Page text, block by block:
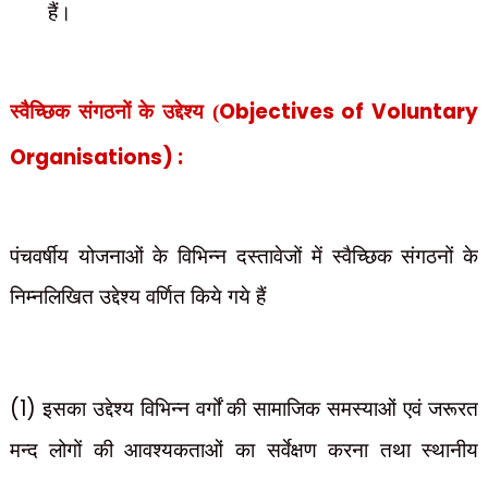
हैं।
स्वैच्छिक संगठनों के उद्देश्य (Objectives of Voluntary
Organisations) :
पंचवर्षीय योजनाओं के विभिन्न दस्तावेजों में स्वैच्छिक संगठनों के
निम्नलिखित उद्देश्य वर्णित किये गये हैं
(1)इसका उद्देश्य विभिन्न वर्गों की सामाजिक समस्याओं एवं जरूरत
मन्द लोगों की आवश्यकताओं का सर्वेक्षण करना तथा स्थानीय